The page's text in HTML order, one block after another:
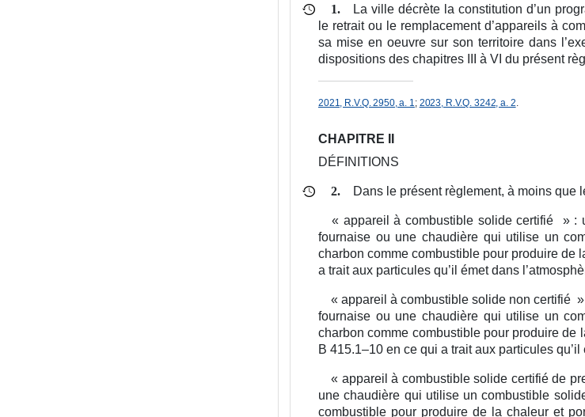
1.
La ville décrète la constitution d’un
le retrait ou le remplacement d’appareils à
sa mise en oeuvre sur son territoire dans
dispositions des chapitres III à VI du présent
2021, R.V.Q. 2950, a. 1 ; 2023, R.V.Q. 3242, a. 2
CHAPITRE II
DÉFINITIONS
2. Dans le présent règlement, à moins que
« appareil à combustible solide certifié » :
fournaise ou une chaudière qui utilise un
charbon comme combustible pour produire de
a trait aux particules qu’il émet dans
« appareil à combustible solide non certifié »
fournaise ou une chaudière qui utilise un
charbon comme combustible pour produire
B 415.1–10 en ce qui a trait aux particules qu’il
« appareil à combustible solide certifié de
une chaudière qui utilise un combustible
combustible pour produire de la chaleur et